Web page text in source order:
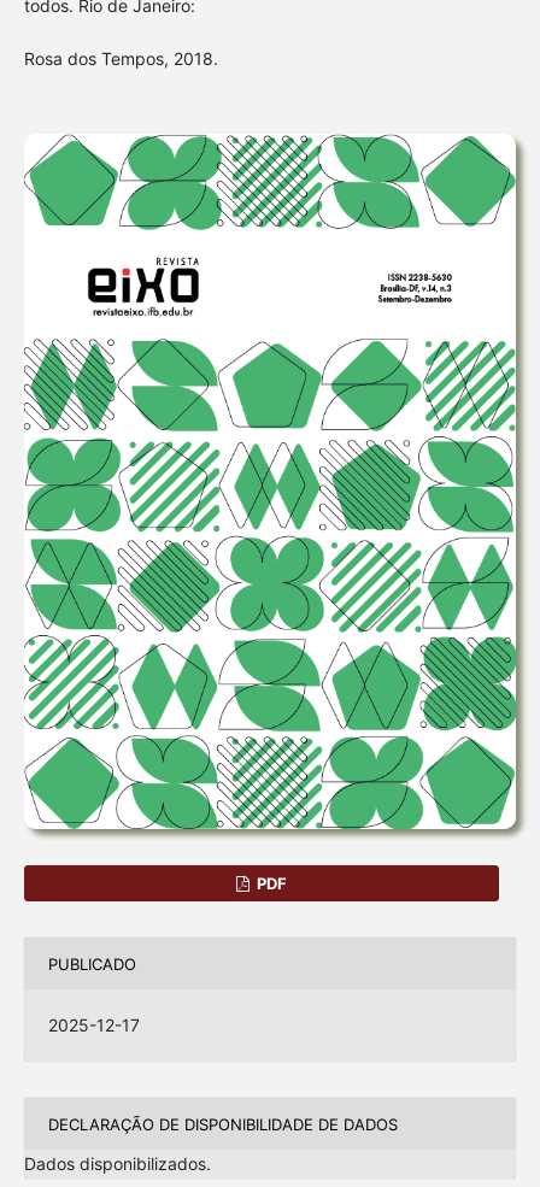
todos. Rio de Janeiro:
Rosa dos Tempos, 2018.
PDF
PUBLICADO
2025-12-17
DECLARAÇÃO DE DISPONIBILIDADE DE DADOS
Dados disponibilizados.